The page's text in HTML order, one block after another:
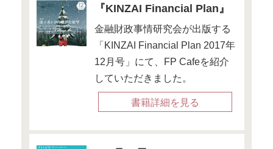
買い物をする傾向にあります
この普段の買い物すべてにお
単価が高いので、結果的に金